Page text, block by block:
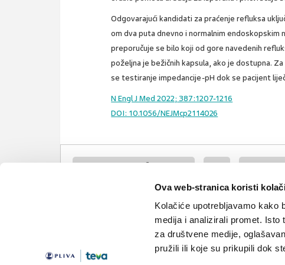
Ova web-stranica koristi
Kolačiće upotrebljavamo kako
medija i analizirali promet. Isto
za društvene medije,
pružili ili koje su prikupili dok
Odgovarajući kandidati za praćenje refluksa
om dva puta dnevno i normalnim endoskopskim
preporučuje se bilo koji od gore navedenih
poželjna je bežičnih kapsula, ako je dostupna.
se testiranje impedancije-pH dok se pacijent
N Engl J Med 2022; 387:1207-1216
DOI: 10.1056/NEJMcp2114026
gastroezofagealna refluksna bolest gerb inhibitori